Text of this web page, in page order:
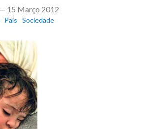
15 Março 2012
País Sociedade